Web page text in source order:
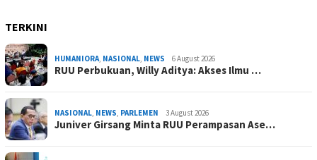
TERKINI
HUMANIORA, NASIONAL, NEWS 6 August 2026
RUU Perbukuan, Willy Aditya: Akses Ilmu …
NASIONAL, NEWS, PARLEMEN 3 August 2026
Juniver Girsang Minta RUU Perampasan Ase…